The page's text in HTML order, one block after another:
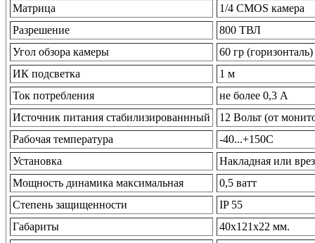
Матрица
1/4 CMOS камера
Разрешение
800 ТВЛ
Угол обзора камеры
60 гр (горизонталь)
ИК подсветка
1 м
Ток потребления
не более 0,3 А
Источник питания стабилизированнный
12 Вольт (от
Рабочая температура
-40...+150С
Установка
Накладная или
Мощность динамика максимальная
0,5 ватт
Степень защищенности
IP 55
Габариты
40х121х22 мм.